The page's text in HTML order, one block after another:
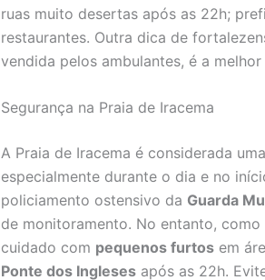
ruas muito desertas após as 22h;
restaurantes. Outra dica de
vendida pelos ambulantes, é a
Segurança na Praia de Iracema
A Praia de Iracema é considerada
especialmente durante o dia e no
policiamento ostensivo da Guarda
de monitoramento. No entanto,
cuidado com pequenos furtos em
Ponte dos Ingleses após as 22h.